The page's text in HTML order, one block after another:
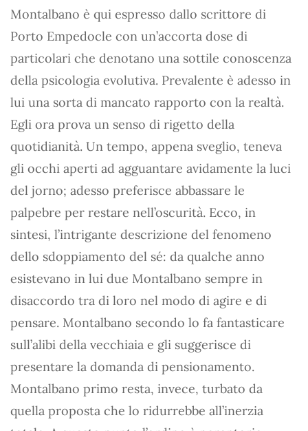
Montalbano è qui espresso dallo scrittore di
Porto Empedocle con un’accorta dose di
particolari che denotano una sottile conoscenza
della psicologia evolutiva. Prevalente è adesso in
lui una sorta di mancato rapporto con la realtà.
Egli ora prova un senso di rigetto della
quotidianità. Un tempo, appena sveglio, teneva
gli occhi aperti ad agguantare avidamente la luci
del jorno; adesso preferisce abbassare le
palpebre per restare nell’oscurità. Ecco, in
sintesi, l’intrigante descrizione del fenomeno
dello sdoppiamento del sé: da qualche anno
esistevano in lui due Montalbano sempre in
disaccordo tra di loro nel modo di agire e di
pensare. Montalbano secondo lo fa fantasticare
sull’alibi della vecchiaia e gli suggerisce di
presentare la domanda di pensionamento.
Montalbano primo resta, invece, turbato da
quella proposta che lo ridurrebbe all’inerzia